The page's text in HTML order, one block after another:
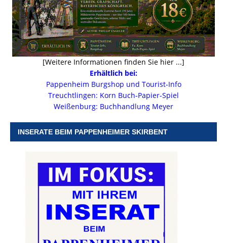
[Weitere Informationen finden Sie hier ...]
Erhältlich bei:
Pappenheim Burgshop und Tourist-Info
Treuchtlingen: Korn Buch-Papier-Spiel
Weißenburg: Buchhandlung Meyer
INSERATE BEIM PAPPENHEIMER SKIRBENT